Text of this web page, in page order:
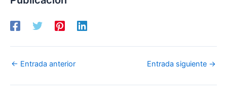
← Entrada anterior Entrada siguiente →